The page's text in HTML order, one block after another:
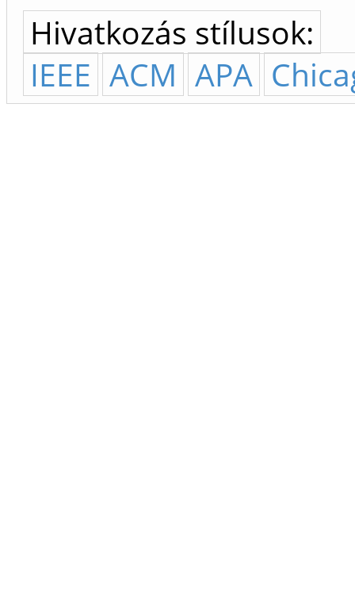
Hivatkozás stílusok:
IEEE ACM APA